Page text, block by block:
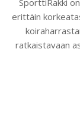
erittäin
ratkaistavaan